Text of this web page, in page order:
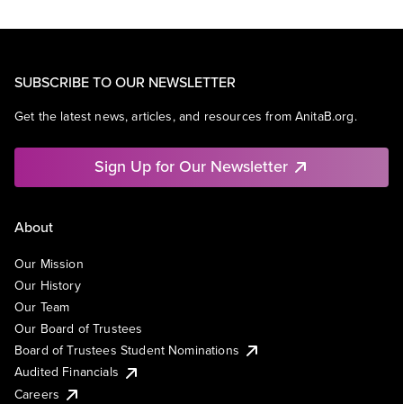
SUBSCRIBE TO OUR NEWSLETTER
Get the latest news, articles, and resources from AnitaB.org.
Sign Up for Our Newsletter
About
Our Mission
Our History
Our Team
Our Board of Trustees
Board of Trustees Student Nominations
Audited Financials
Careers